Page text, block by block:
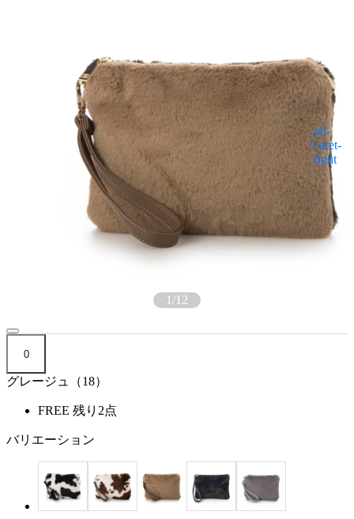
1/12
0
グレージュ（18）
FREE 残り2点
バリエーション